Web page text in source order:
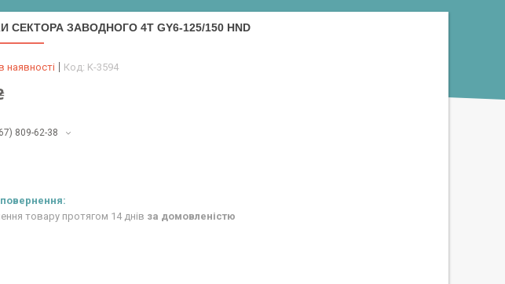
СЕКТОРА ЗАВОДНОГО 4Т GY6-125/150 HND
наявності Код: K-3594
809-62-38
товару протягом 14 днів за домовленістю